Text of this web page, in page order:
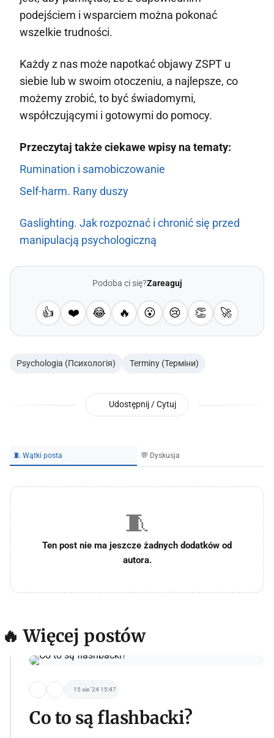
podejściem i wsparciem można pokonać
wszelkie trudności.
Każdy z nas może napotkać objawy ZSPT u
siebie lub w swoim otoczeniu, a najlepsze, co
możemy zrobić, to być świadomymi,
współczującymi i gotowymi do pomocy.
Przeczytaj także ciekawe wpisy na tematy:
Rumination i samobiczowanie
Self-harm. Rany duszy
Gaslighting. Jak rozpoznać i chronić się przed
manipulacją psychologiczną
Podoba ci się?Zareaguj
👍 ❤️ 😂 🔥 😮 😢 👏 🚀
Psychologia (Психологія) Terminy (Терміни)
Udostępnij / Cytuj
🧵 Wątki posta 💬 Dyskusja
🧵
Ten post nie ma jeszcze żadnych dodatków od
autora.
🔥 Więcej postów
15 sie '24 15:47
Co to są flashbacki?